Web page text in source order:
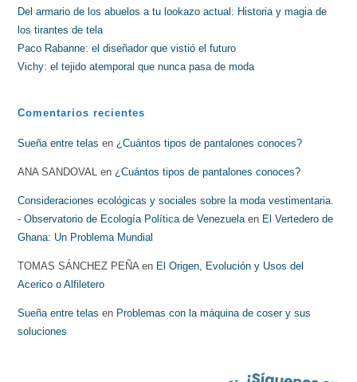
Del armario de los abuelos a tu lookazo actual: Historia y magia de
los tirantes de tela
Paco Rabanne: el diseñador que vistió el futuro
Vichy: el tejido atemporal que nunca pasa de moda
Comentarios recientes
Sueña entre telas en ¿Cuántos tipos de pantalones conoces?
ANA SANDOVAL en ¿Cuántos tipos de pantalones conoces?
Consideraciones ecológicas y sociales sobre la moda vestimentaria.
- Observatorio de Ecología Política de Venezuela en El Vertedero de
Ghana: Un Problema Mundial
TOMAS SÁNCHEZ PEÑA en El Origen, Evolución y Usos del
Acerico o Alfiletero
Sueña entre telas en Problemas con la máquina de coser y sus
soluciones